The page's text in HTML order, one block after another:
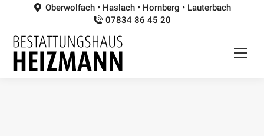
Oberwolfach • Haslach • Hornberg • Lauterbach
07834 86 45 20